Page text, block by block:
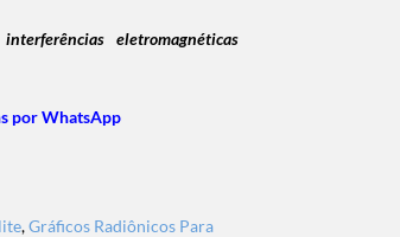
eletromagnéticas
por WhatsApp
,Gráficos Radiônicos Para